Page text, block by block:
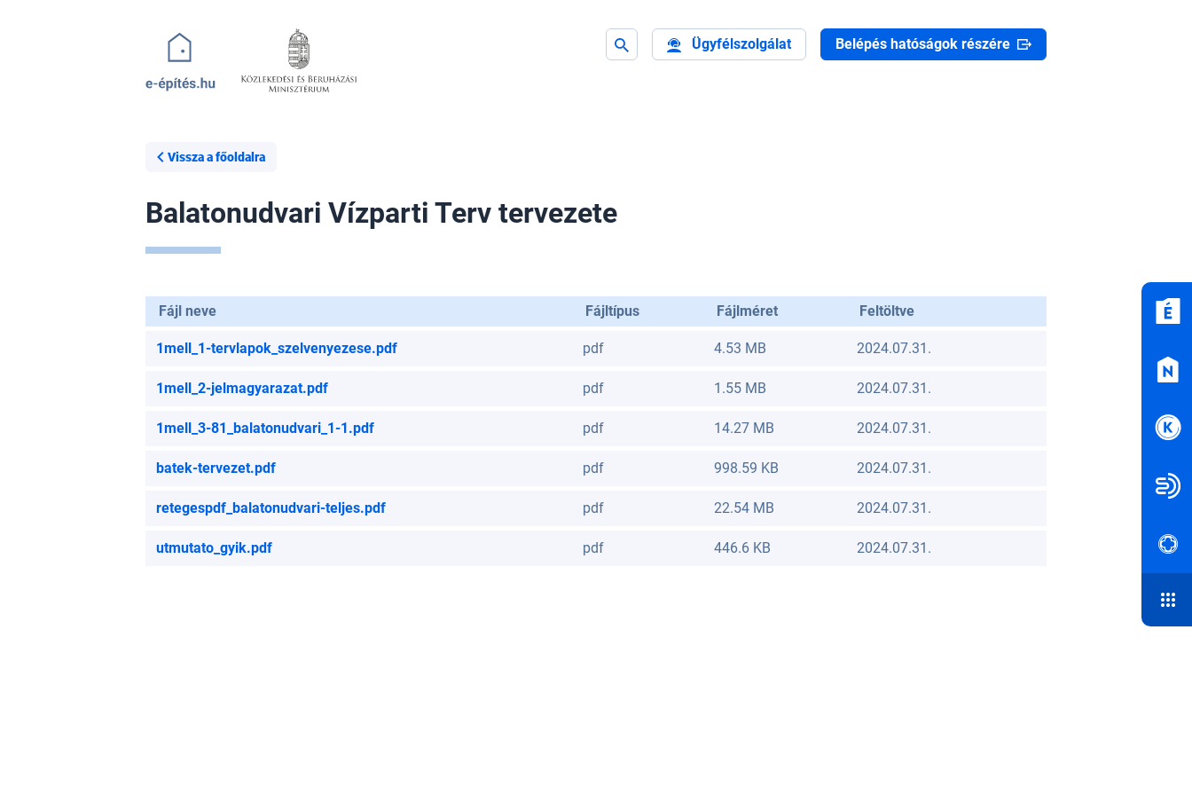
Ügyfélszolgálat Belépés hatóságok részére
Vissza a főoldalra
Balatonudvari Vízparti Terv tervezete
Fájl neve Fájltípus Fájlméret Feltöltve
1mell_1-tervlapok_szelvenyezese.pdf pdf 4.53 MB 2024.07.31.
1mell_2-jelmagyarazat.pdf pdf 1.55 MB 2024.07.31.
1mell_3-81_balatonudvari_1-1.pdf pdf 14.27 MB 2024.07.31.
batek-tervezet.pdf pdf 998.59 KB 2024.07.31.
retegespdf_balatonudvari-teljes.pdf pdf 22.54 MB 2024.07.31.
utmutato_gyik.pdf pdf 446.6 KB 2024.07.31.